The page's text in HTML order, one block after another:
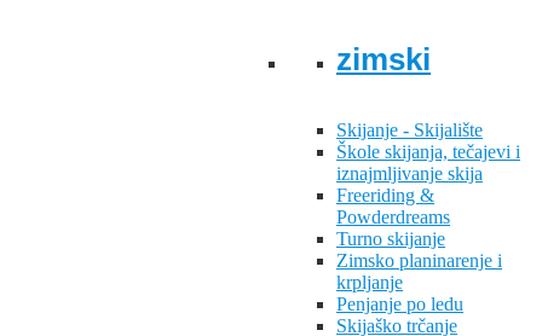
zimski
Skijanje - Skijalište
Škole skijanja, tečajevi i
iznajmljivanje skija
Freeriding &
Powderdreams
Turno skijanje
Zimsko planinarenje i
krpljanje
Penjanje po ledu
Skijaško trčanje